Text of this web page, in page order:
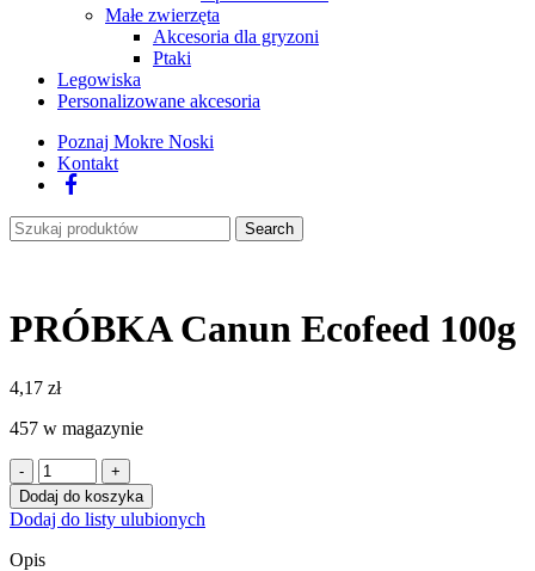
Małe zwierzęta
Akcesoria dla gryzoni
Ptaki
Legowiska
Personalizowane akcesoria
Poznaj Mokre Noski
Kontakt
Search
PRÓBKA Canun Ecofeed 100g
4,17 zł
457 w magazynie
ilość
PRÓBKA
Canun
Ecofeed
100g
Dodaj do koszyka
Dodaj do listy ulubionych
Opis